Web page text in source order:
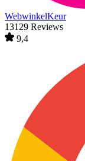
WebwinkelKeur
13129 Reviews
9,4